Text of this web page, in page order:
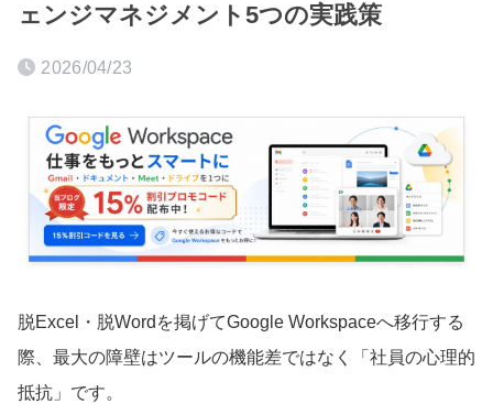
ェンジマネジメント5つの実践策
2026/04/23
脱Excel・脱Wordを掲げてGoogle Workspaceへ移行する
際、最大の障壁はツールの機能差ではなく「社員の心理的
抵抗」です。